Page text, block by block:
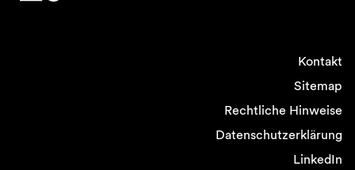
Kontakt
Sitemap
Rechtliche Hinweise
Datenschutzerklärung
LinkedIn